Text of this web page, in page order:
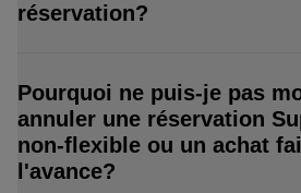
réservation?
Pourquoi ne puis-je pas
annuler une réservation
non-flexible ou un achat
l'avance?